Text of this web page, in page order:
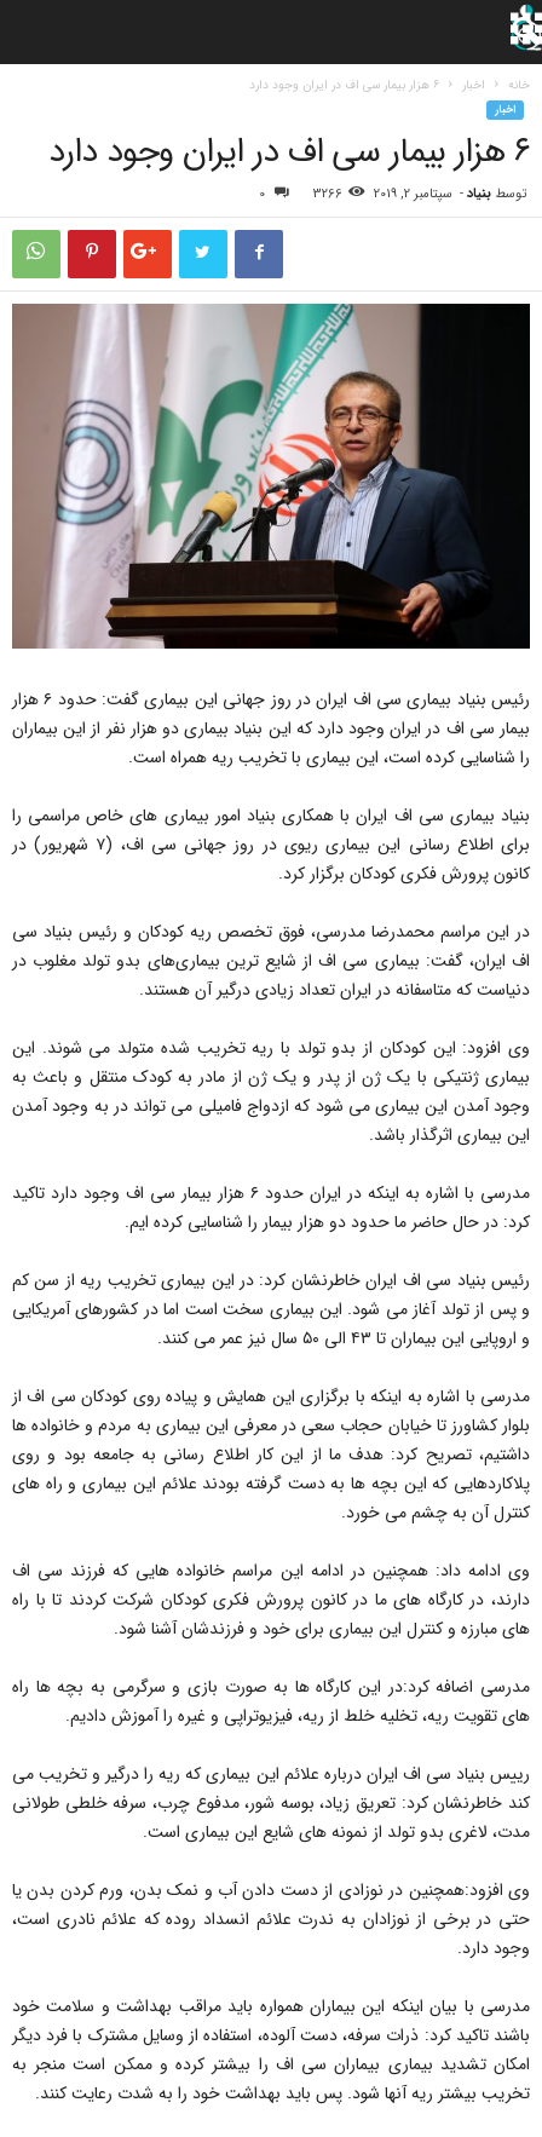
خانه اخبار ۶ هزار بیمار سی اف در ایران وجود دارد
اخبار
۶ هزار بیمار سی اف در ایران وجود دارد
توسط بنیاد- سپتامبر 2, 2019 3266
0
رئیس بنیاد بیماری سی اف ایران در روز جهانی این بیماری گفت: حدود ۶ هزار
بیمار سی اف در ایران وجود دارد که این بنیاد بیماری دو هزار نفر از این بیماران
را شناسایی کرده است، این بیماری با تخریب ریه همراه است.
بنیاد بیماری سی اف ایران با همکاری بنیاد امور بیماری های خاص مراسمی را
برای اطلاع رسانی این بیماری ریوی در روز جهانی سی اف، (۷ شهریور) در
کانون پرورش فکری کودکان برگزار کرد.
در این مراسم محمدرضا مدرسی، فوق تخصص ریه کودکان و رئیس بنیاد سی
اف ایران، گفت: بیماری سی اف از شایع ترین بیماری‌های بدو تولد مغلوب در
دنیاست که متاسفانه در ایران تعداد زیادی درگیر آن هستند.
وی افزود: این کودکان از بدو تولد با ریه تخریب شده متولد می شوند. این
بیماری ژنتیکی با یک ژن از پدر و یک ژن از مادر به کودک منتقل و باعث به
وجود آمدن این بیماری می شود که ازدواج فامیلی می تواند در به وجود آمدن
این بیماری اثرگذار باشد.
مدرسی با اشاره به اینکه در ایران حدود ۶ هزار بیمار سی اف وجود دارد تاکید
کرد: در حال حاضر ما حدود دو هزار بیمار را شناسایی کرده ایم.
رئیس بنیاد سی اف ایران خاطرنشان کرد: در این بیماری تخریب ریه از سن کم
و پس از تولد آغاز می شود. این بیماری سخت است اما در کشورهای آمریکایی
و اروپایی این بیماران تا ۴۳ الی ۵۰ سال نیز عمر می کنند.
مدرسی با اشاره به اینکه با برگزاری این همایش و پیاده روی کودکان سی اف از
بلوار کشاورز تا خیابان حجاب سعی در معرفی این بیماری به مردم و خانواده ها
داشتیم، تصریح کرد: هدف ما از این کار اطلاع رسانی به جامعه بود و روی
پلاکاردهایی که این بچه ها به دست گرفته بودند علائم این بیماری و راه های
کنترل آن به چشم می خورد.
وی ادامه داد: همچنین در ادامه این مراسم خانواده هایی که فرزند سی اف
دارند، در کارگاه های ما در کانون پرورش فکری کودکان شرکت کردند تا با راه
های مبارزه و کنترل این بیماری برای خود و فرزندشان آشنا شود.
مدرسی اضافه کرد:در این کارگاه ها به صورت بازی و سرگرمی به بچه ها راه
های تقویت ریه، تخلیه خلط از ریه، فیزیوتراپی و غیره را آموزش دادیم.
رییس بنیاد سی اف ایران درباره علائم این بیماری که ریه را درگیر و تخریب می
کند خاطرنشان کرد: تعریق زیاد، بوسه شور، مدفوع چرب، سرفه خلطی طولانی
مدت، لاغری بدو تولد از نمونه های شایع این بیماری است.
وی افزود:همچنین در نوزادی از دست دادن آب و نمک بدن، ورم کردن بدن یا
حتی در برخی از نوزادان به ندرت علائم انسداد روده که علائم نادری است،
وجود دارد.
مدرسی با بیان اینکه این بیماران همواره باید مراقب بهداشت و سلامت خود
باشند تاکید کرد: ذرات سرفه، دست آلوده، استفاده از وسایل مشترک با فرد دیگر
امکان تشدید بیماری بیماران سی اف را بیشتر کرده و ممکن است منجر به
تخریب بیشتر ریه آنها شود. پس باید بهداشت خود را به شدت رعایت کنند.